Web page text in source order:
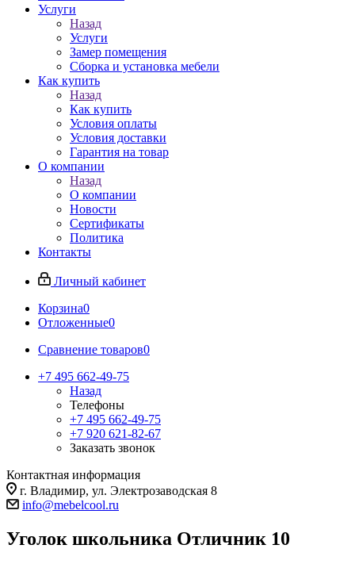
Услуги
Назад
Услуги
Замер помещения
Сборка и установка мебели
Как купить
Назад
Как купить
Условия оплаты
Условия доставки
Гарантия на товар
О компании
Назад
О компании
Новости
Сертификаты
Политика
Контакты
Личный кабинет
Корзина0
Отложенные0
Сравнение товаров0
+7 495 662-49-75
Назад
Телефоны
+7 495 662-49-75
+7 920 621-82-67
Заказать звонок
Контактная информация
г. Владимир, ул. Электрозаводская 8
info@mebelcool.ru
Уголок школьника Отличник 10